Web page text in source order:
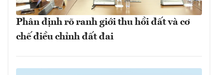
Phân định rõ ranh giới thu hồi đất và cơ
chế điều chỉnh đất đai